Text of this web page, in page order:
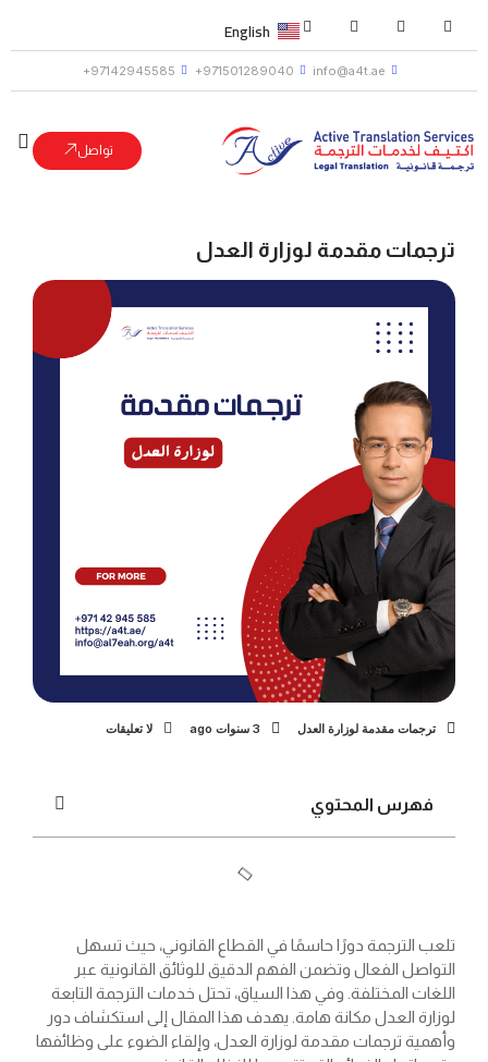
info@a4t.ae
971501289040+
97142945585+
English
تواصل
ترجمات مقدمة لوزارة العدل
ترجمات مقدمة لوزارة العدل 3 سنوات ago لا تعليقات
فهرس المحتوي
تلعب الترجمة دورًا حاسمًا في القطاع القانوني، حيث تسهل
التواصل الفعال وتضمن الفهم الدقيق للوثائق القانونية عبر
اللغات المختلفة. وفي هذا السياق، تحتل خدمات الترجمة التابعة
لوزارة العدل مكانة هامة. يهدف هذا المقال إلى استكشاف دور
وأهمية ترجمات مقدمة لوزارة العدل، وإلقاء الضوء على وظائفها